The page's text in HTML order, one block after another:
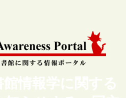
館情報学に関する